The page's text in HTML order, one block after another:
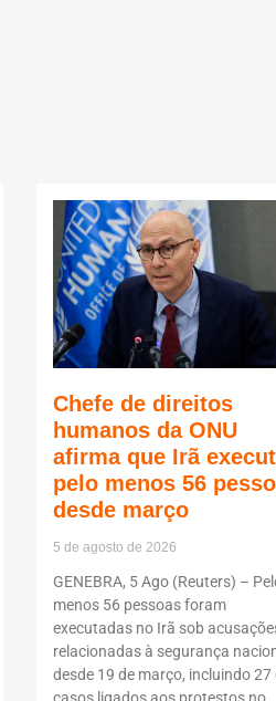
Chefe de direitos
humanos da ONU
afirma que Irã
pelo menos 56
desde março
5 de agosto de 2026
GENEBRA, 5 Ago (Reuters) –
menos 56 pessoas foram
executadas no Irã sob
relacionadas à segurança
desde 19 de março, incluindo 27